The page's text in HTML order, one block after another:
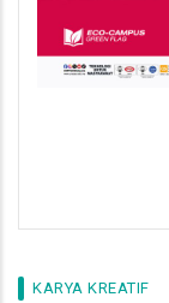
KARYA KREATIF